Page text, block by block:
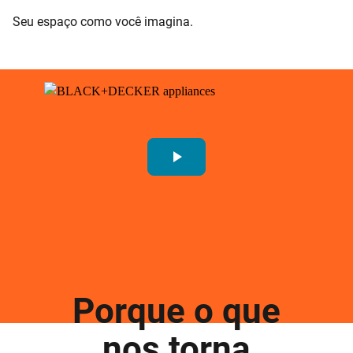
Seu espaço como você imagina.
play_arrow
Porque o que